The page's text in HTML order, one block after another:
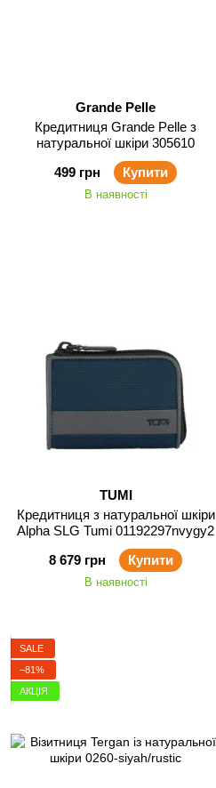
Grande Pelle
Кредитниця Grande Pelle з
натуральної шкіри 305610
499 грн
Купити
В наявності
TUMI
Кредитниця з натуральної шкіри
Alpha SLG Tumi 01192297nvygy2
8 679 грн
Купити
В наявності
SALE
−81%
АКЦІЯ